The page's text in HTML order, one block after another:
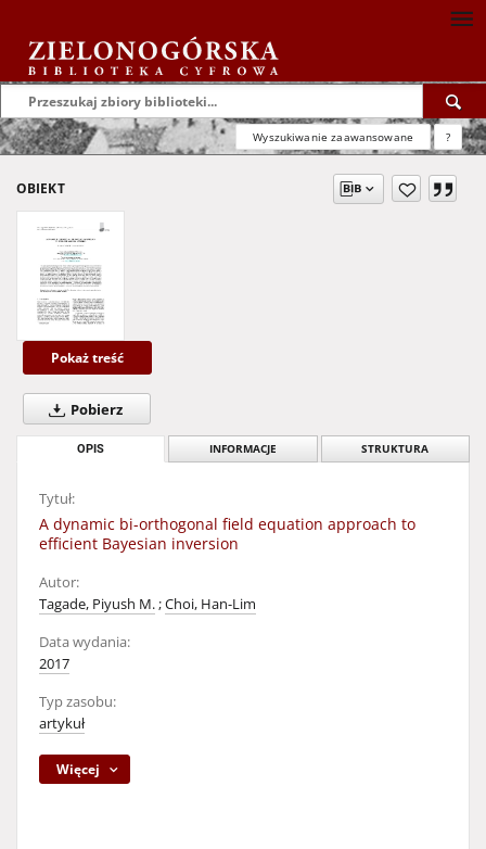
Wyszukiwanie zaawansowane ?
OBIEKT
Pokaż treść
Pobierz
OPIS INFORMACJE STRUKTURA
Tytuł:
A dynamic bi-orthogonal field equation approach to
efficient Bayesian inversion
Autor:
Tagade, Piyush M.;Choi, Han-Lim
Data wydania:
2017
Typ zasobu:
artykuł
Więcej